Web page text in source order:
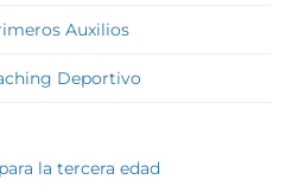
Auxilios
Deportivo
la tercera edad